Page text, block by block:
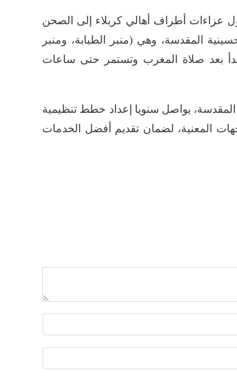
عزاءات أطراف أهالي كربلاء إلى الصحن
المقدسة، وهي (منبر الطبابة، ومنبر
تبدأ بعد صلاة المغرب وتستمر حتى ساعات
المقدسة، يواصل سنويا إعداد خطط تنظيمية
المعنية، لضمان تقديم أفضل الخدمات